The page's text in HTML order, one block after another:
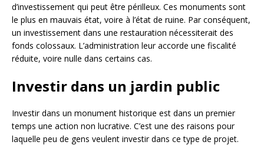
d’investissement qui peut être périlleux. Ces monuments sont
le plus en mauvais état, voire à l’état de ruine. Par conséquent,
un investissement dans une restauration nécessiterait des
fonds colossaux. L’administration leur accorde une fiscalité
réduite, voire nulle dans certains cas.
Investir dans un jardin public
Investir dans un monument historique est dans un premier
temps une action non lucrative. C’est une des raisons pour
laquelle peu de gens veulent investir dans ce type de projet.